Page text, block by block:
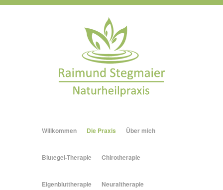
Willkommen Die Praxis Über mich
Blutegel-Therapie Chirotherapie
Eigenbluttherapie Neuraltherapie